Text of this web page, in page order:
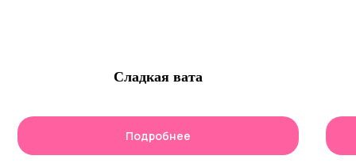
Сладкая вата
Подробнее